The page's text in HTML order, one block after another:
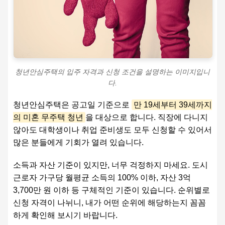
청년안심주택의 입주 자격과 신청 조건을 설명하는 이미지입니
다.
청년안심주택은 공고일 기준으로
만 19세부터 39세까지
의 미혼 무주택 청년 을 대상으로 합니다. 직장에 다니지
않아도 대학생이나 취업 준비생도 모두 신청할 수 있어서
많은 분들에게 기회가 열려 있습니다.
소득과 자산 기준이 있지만, 너무 걱정하지 마세요. 도시
근로자 가구당 월평균 소득의 100% 이하, 자산 3억
3,700만 원 이하 등 구체적인 기준이 있습니다. 순위별로
신청 자격이 나뉘니, 내가 어떤 순위에 해당하는지 꼼꼼
하게 확인해 보시기 바랍니다.